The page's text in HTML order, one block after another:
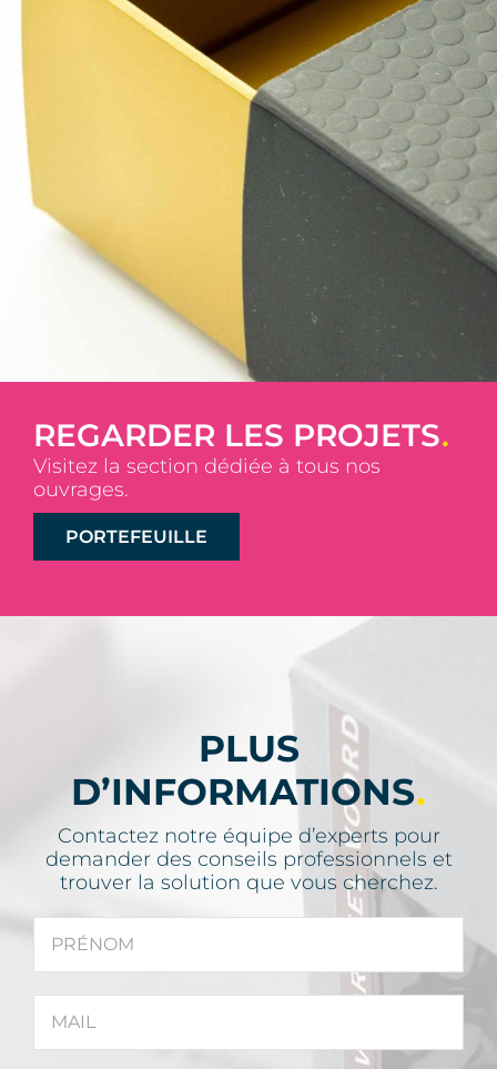
REGARDER LES PROJETS.
Visitez la section dédiée à tous nos
ouvrages.
PORTEFEUILLE
PLUS
D’INFORMATIONS.
Contactez notre équipe d’experts pour
demander des conseils professionnels et
trouver la solution que vous cherchez.